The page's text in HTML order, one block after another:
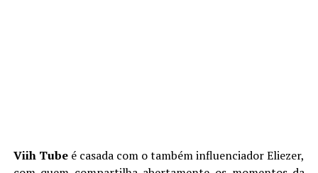
Viih Tubeé casada com o também influenciador Eliezer,